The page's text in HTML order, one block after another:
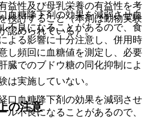
益性及び母乳栄養の有益性を考
検討すること（本剤は動物実験
認められている）。
は実施していない。
の注意
血糖降下剤の効果を減弱させ血
不良になることがあるので、食
よる影響に十分注意し、併用時
し頻回に血糖値を測定し、必要
臓でのブドウ糖の同化抑制によ
血糖降下剤の効果を減弱させ
ル不良になることがあるので、